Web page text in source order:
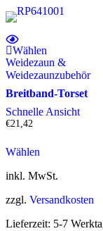
Wählen
Weidezaun &
Weidezaunzubehör
Breitband-Torset
Schnelle Ansicht
€21,42
Wählen
inkl. MwSt.
zzgl. Versandkosten
Lieferzeit: 5-7